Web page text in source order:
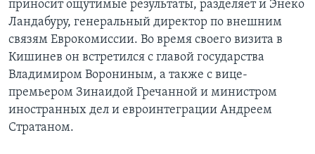
приносит ощутимые результаты, разделяет и Энеко
Ландабуру, генеральный директор по внешним
связям Еврокомиссии. Во время своего визита в
Кишинев он встретился с главой государства
Владимиром Ворониным, а также с вице-
премьером Зинаидой Гречанной и министром
иностранных дел и евроинтеграции Андреем
Стратаном.